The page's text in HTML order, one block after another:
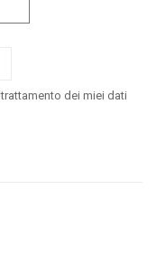
trattamento dei miei dati